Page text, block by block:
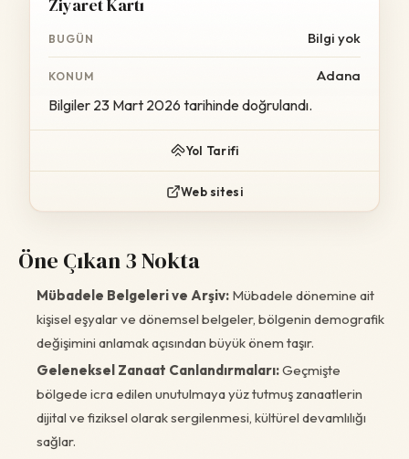
Ziyaret Kartı
BUGÜN Bilgi yok
KONUM Adana
Bilgiler 23 Mart 2026 tarihinde doğrulandı.
Yol Tarifi
Web sitesi
Öne Çıkan 3 Nokta
Mübadele Belgeleri ve Arşiv: Mübadele dönemine ait
kişisel eşyalar ve dönemsel belgeler, bölgenin demografik
değişimini anlamak açısından büyük önem taşır.
Geleneksel Zanaat Canlandırmaları:Geçmişte
bölgede icra edilen unutulmaya yüz tutmuş zanaatlerin
dijital ve fiziksel olarak sergilenmesi, kültürel devamlılığı
sağlar.